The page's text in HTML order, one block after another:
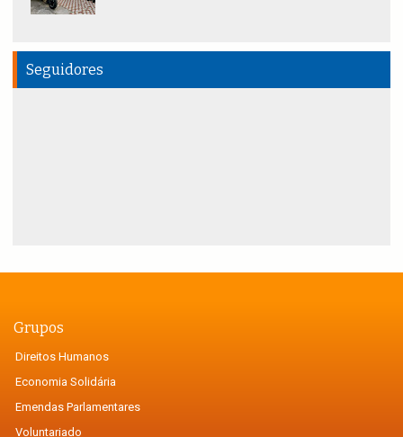
Seguidores
Grupos
Direitos Humanos
Economia Solidária
Emendas Parlamentares
Voluntariado